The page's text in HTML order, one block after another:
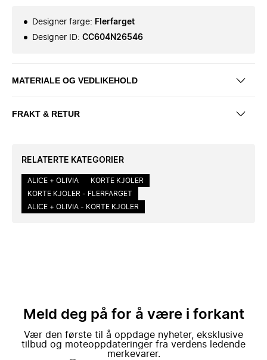
Designer farge: Flerfarget
Designer ID: CC604N26546
MATERIALE OG VEDLIKEHOLD
FRAKT & RETUR
RELATERTE KATEGORIER
ALICE + OLIVIA
KORTE KJOLER
KORTE KJOLER - FLERFARGET
ALICE + OLIVIA - KORTE KJOLER
Meld deg på for å være i forkant
Vær den første til å oppdage nyheter, eksklusive
tilbud og moteoppdateringer fra verdens ledende
merkevarer.